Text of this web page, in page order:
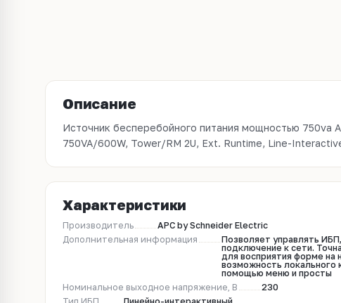
Описание
Источник бесперебойного питания мощностью 750vа
750VA/600W, Tower/RM 2U, Ext. Runtime, Line-
8xC13 (1-gr. switched) , SmartSlot, USB, COM, EPO, HS
Характеристики
Производитель APC by Schneider Electric
Дополнительная информация
Позволяет управлять
подключение к сети.
для восприятия форме на
возможность локального
помощью меню и просты
Номинальное выходное напряжение, В 230